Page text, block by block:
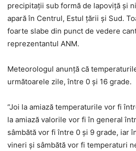
precipitaţii sub formă de lapoviţă şi
apară în Centrul, Estul ţării şi Sud.
foarte slabe din punct de vedere
reprezentantul ANM.
Meteorologul anunţă că
următoarele zile, între 0 şi 16 grade.
“Joi la amiază temperaturile vor fi
la amiază valorile vor fi în general
sâmbătă vor fi între 0 şi 9 grade, iar
vineri şi sâmbătă vor fi temperaturi